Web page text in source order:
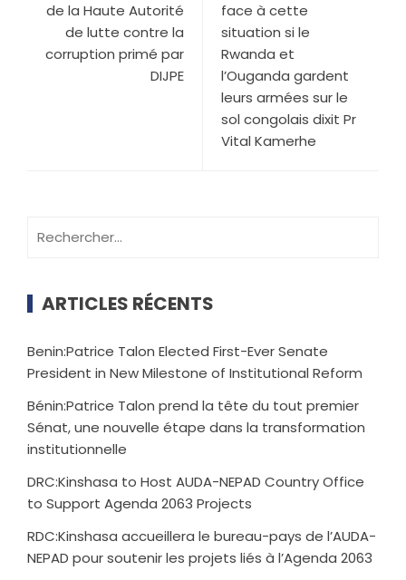
de la Haute Autorité
de lutte contre la
corruption primé par
DIJPE
face à cette
situation si le
Rwanda et
l’Ouganda gardent
leurs armées sur le
sol congolais dixit Pr
Vital Kamerhe
ARTICLES RÉCENTS
Benin:Patrice Talon Elected First-Ever Senate
President in New Milestone of Institutional Reform
Bénin:Patrice Talon prend la tête du tout premier
Sénat, une nouvelle étape dans la transformation
institutionnelle
DRC:Kinshasa to Host AUDA-NEPAD Country Office
to Support Agenda 2063 Projects
RDC:Kinshasa accueillera le bureau-pays de l’AUDA-
NEPAD pour soutenir les projets liés à l’Agenda 2063